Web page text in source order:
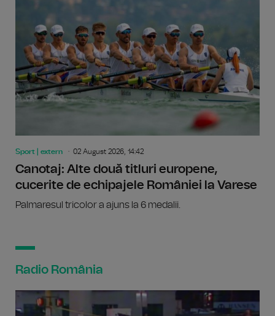
Sport | extern 02 August 2026, 14:42
Canotaj: Alte două titluri europene,
cucerite de echipajele României la Varese
Palmaresul tricolor a ajuns la 6 medalii.
Radio România